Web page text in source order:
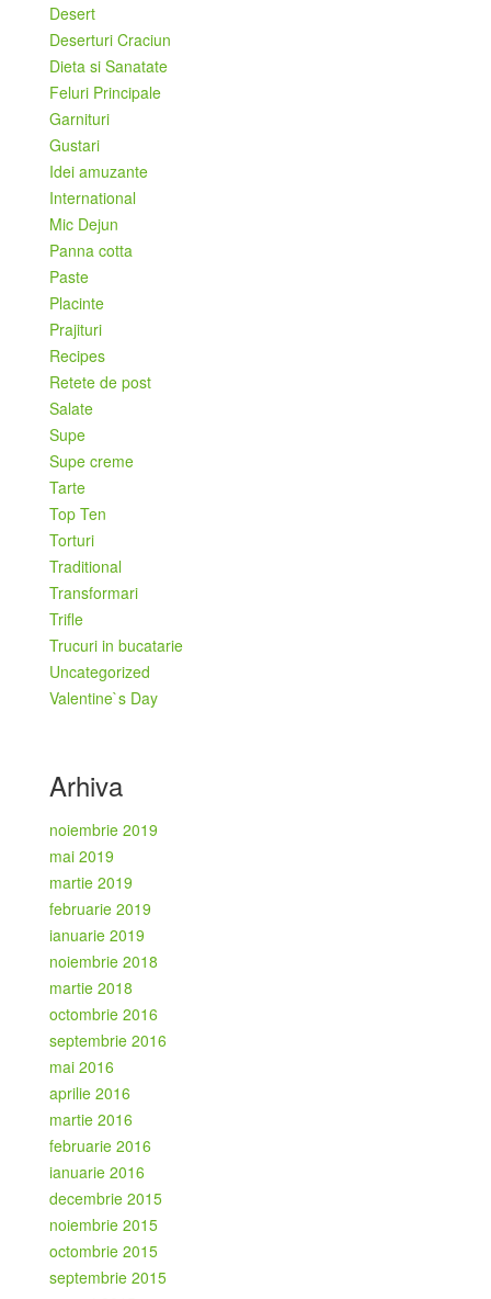
Desert
Deserturi Craciun
Dieta si Sanatate
Feluri Principale
Garnituri
Gustari
Idei amuzante
International
Mic Dejun
Panna cotta
Paste
Placinte
Prajituri
Recipes
Retete de post
Salate
Supe
Supe creme
Tarte
Top Ten
Torturi
Traditional
Transformari
Trifle
Trucuri in bucatarie
Uncategorized
Valentine`s Day
Arhiva
noiembrie 2019
mai 2019
martie 2019
februarie 2019
ianuarie 2019
noiembrie 2018
martie 2018
octombrie 2016
septembrie 2016
mai 2016
aprilie 2016
martie 2016
februarie 2016
ianuarie 2016
decembrie 2015
noiembrie 2015
octombrie 2015
septembrie 2015